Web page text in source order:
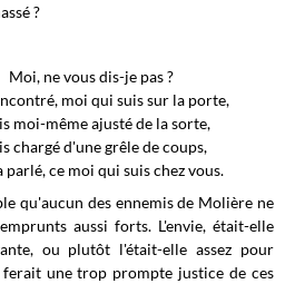
?
dis-je pas ?
moi qui suis sur la porte,
moi-même ajusté de la sorte,
chargé d'une grêle de coups,
parlé, ce moi qui suis chez vous.
qu'aucun des ennemis de Molière ne
aussi forts. L'envie, était-elle
ou plutôt l'était-elle assez pour
une trop prompte justice de ces